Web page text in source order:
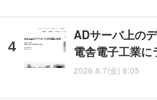
ADサーバ上の
電舎電子工業
2026.8.7(金) 8:05